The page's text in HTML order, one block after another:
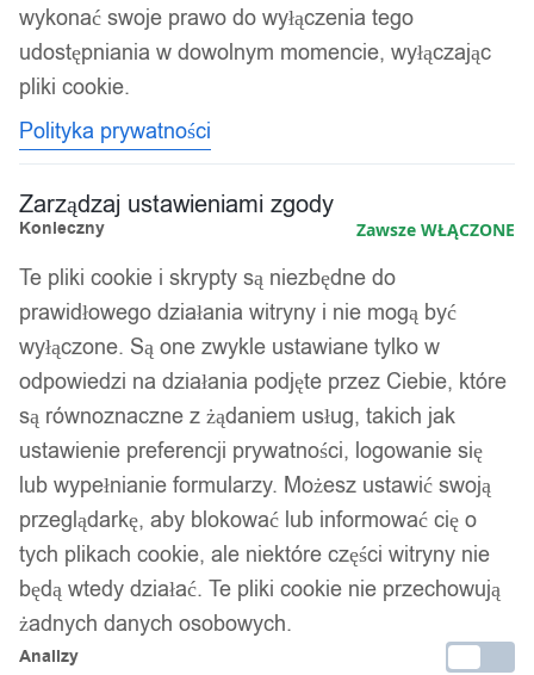
SEJF ZABAWKA DLA DZIECI
SKARBONKA NA KOD SZYFR
KIESZONKOWA BLUE PREZENT
29,99zł
wykonać swoje prawo do wyłączenia tego
udostępniania w dowolnym momencie, wyłączając
pliki cookie.
Polityka prywatności
Zarządzaj ustawieniami zgody
Konieczny Zawsze WŁĄCZONE
Te pliki cookie i skrypty są niezbędne do
prawidłowego działania witryny i nie mogą być
wyłączone. Są one zwykle ustawiane tylko w
odpowiedzi na działania podjęte przez Ciebie, które
są równoznaczne z żądaniem usług, takich jak
ustawienie preferencji prywatności, logowanie się
lub wypełnianie formularzy. Możesz ustawić swoją
przeglądarkę, aby blokować lub informować cię o
tych plikach cookie, ale niektóre części witryny nie
będą wtedy działać. Te pliki cookie nie przechowują
żadnych danych osobowych.
Analizy